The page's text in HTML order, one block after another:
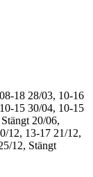
18 28/03, 10-16
15 30/04, 10-15
20/06,
12, 13-17 21/12,
12, Stängt